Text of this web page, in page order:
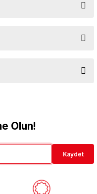
Olun!
Kaydet